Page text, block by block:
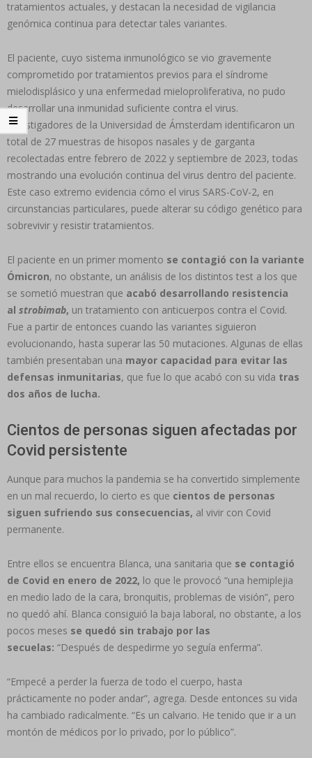
tratamientos actuales, y destacan la necesidad de vigilancia
genómica continua para detectar tales variantes.
El paciente, cuyo sistema inmunológico se vio gravemente
comprometido por tratamientos previos para el síndrome
mielodisplásico y una enfermedad mieloproliferativa, no pudo
desarrollar una inmunidad suficiente contra el virus.
Investigadores de la Universidad de Ámsterdam identificaron un
total de 27 muestras de hisopos nasales y de garganta
recolectadas entre febrero de 2022 y septiembre de 2023, todas
mostrando una evolución continua del virus dentro del paciente.
Este caso extremo evidencia cómo el virus SARS-CoV-2, en
circunstancias particulares, puede alterar su código genético para
sobrevivir y resistir tratamientos.
El paciente en un primer momento se contagió con la variante
Ómicron, no obstante, un análisis de los distintos test a los que
se sometió muestran que acabó desarrollando resistencia
al strobimab, un tratamiento con anticuerpos contra el Covid.
Fue a partir de entonces cuando las variantes siguieron
evolucionando, hasta superar las 50 mutaciones. Algunas de ellas
también presentaban una mayor capacidad para evitar las
defensas inmunitarias, que fue lo que acabó con su vida tras
dos años de lucha.
Cientos de personas siguen afectadas por
Covid persistente
Aunque para muchos la pandemia se ha convertido simplemente
en un mal recuerdo, lo cierto es que cientos de personas
siguen sufriendo sus consecuencias, al vivir con Covid
permanente.
Entre ellos se encuentra Blanca, una sanitaria que se contagió
de Covid en enero de 2022, lo que le provocó “una hemiplejia
en medio lado de la cara, bronquitis, problemas de visión”, pero
no quedó ahí. Blanca consiguió la baja laboral, no obstante, a los
pocos meses se quedó sin trabajo por las
secuelas: “Después de despedirme yo seguía enferma”.
“Empecé a perder la fuerza de todo el cuerpo, hasta
prácticamente no poder andar”, agrega. Desde entonces su vida
ha cambiado radicalmente. “Es un calvario. He tenido que ir a un
montón de médicos por lo privado, por lo público”.